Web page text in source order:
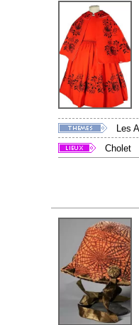
Les
Cholet